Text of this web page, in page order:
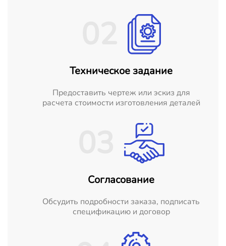
Техническое задание
Предоставить чертеж или эскиз для
расчета стоимости изготовления деталей
Согласование
Обсудить подробности заказа, подписать
спецификацию и договор